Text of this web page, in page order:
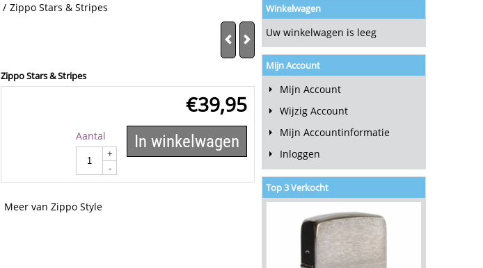
/ Zippo Stars & Stripes
Zippo Stars & Stripes
€39,95
Aantal
+
-
In winkelwagen
Meer van Zippo Style
Winkelwagen
Uw winkelwagen is leeg
Mijn Account
Mijn Account
Wijzig Account
Mijn Accountinformatie
Inloggen
Top 3 Verkocht